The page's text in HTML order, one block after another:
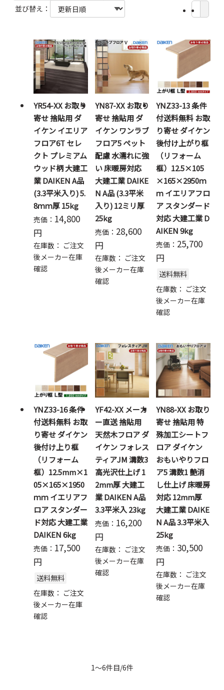
並び替え：
YR54-XX お取り
寄せ 捨貼用 ダ
イケン イエリア
フロア6T セレ
クト プレミアム
ウッド柄 大建工
業 DAIKEN A品
(3.3平米入り) 5.
8ｍｍ厚 15kg
売価： 14,800
円
在庫数： ご注文
後メーカー在庫
確認
YN87-XX お取り
寄せ 捨貼用 ダ
イケン ワンラブ
フロア5 ペット
配慮 水濡れに強
い 床暖房対応
大建工業 DAIKE
N A品 (3.3平米
入り) 12ミリ厚
25kg
売価： 28,600
円
在庫数： ご注文
後メーカー在庫
確認
YNZ33-13 条件
付送料無料 お取
り寄せ ダイケン
後付け上がり框
（リフォーム
框）12.5×105
×165×2950ｍ
ｍ イエリアフロ
ア スタンダード
対応 大建工業 D
AIKEN 9kg
売価： 25,700
円
送料無料
在庫数： ご注文
後メーカー在庫
確認
YNZ33-16 条件
付送料無料 お取
り寄せ ダイケン
後付け上り框
（リフォーム
框）12.5mm×1
05×165×1950
ｍｍ イエリアフ
ロア スタンダー
ド対応 大建工業
DAIKEN 6kg
売価： 17,500
円
送料無料
在庫数： ご注文
後メーカー在庫
確認
YF42-XX メーカ
ー直送 捨貼用
天然木フロア ダ
イケン フォレス
ティアJM 溝数3
高光沢仕上げ 1
2mm厚 大建工
業 DAIKEN A品
3.3平米入 23kg
売価： 16,200
円
在庫数： ご注文
後メーカー在庫
確認
YN88-XX お取り
寄せ 捨貼用 特
殊加工シートフ
ロア ダイケン
おもいやりフロ
ア5 溝数1 艶消
し仕上げ 床暖房
対応 12mm厚
大建工業 DAIKE
N A品 3.3平米入
25kg
売価： 30,500
円
在庫数： ご注文
後メーカー在庫
確認
1～6件目/6件